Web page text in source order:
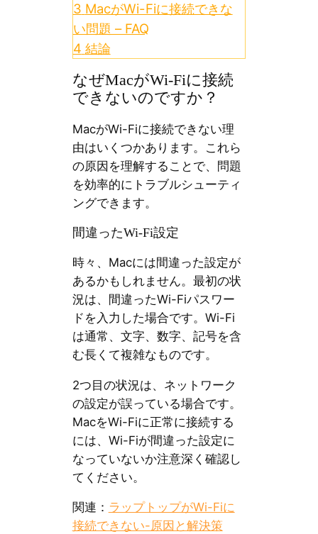
3 MacがWi-Fiに接続できな
い問題 – FAQ
4 結論
なぜMacがWi-Fiに接続
できないのですか？
MacがWi-Fiに接続できない理
由はいくつかあります。これら
の原因を理解することで、問題
を効率的にトラブルシューティ
ングできます。
間違ったWi-Fi設定
時々、Macには間違った設定が
あるかもしれません。最初の状
況は、間違ったWi-Fiパスワー
ドを入力した場合です。Wi-Fi
は通常、文字、数字、記号を含
む長くて複雑なものです。
2つ目の状況は、ネットワーク
の設定が誤っている場合です。
MacをWi-Fiに正常に接続する
には、Wi-Fiが間違った設定に
なっていないか注意深く確認し
てください。
関連： ラップトップがWi-Fiに
接続できない-原因と解決策